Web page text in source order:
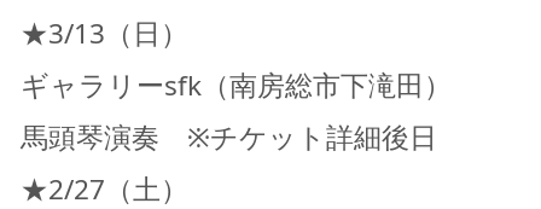
★3/13（日）
ギャラリーsfk（南房総市下滝田）
馬頭琴演奏 ※チケット詳細後日
★2/27（土）